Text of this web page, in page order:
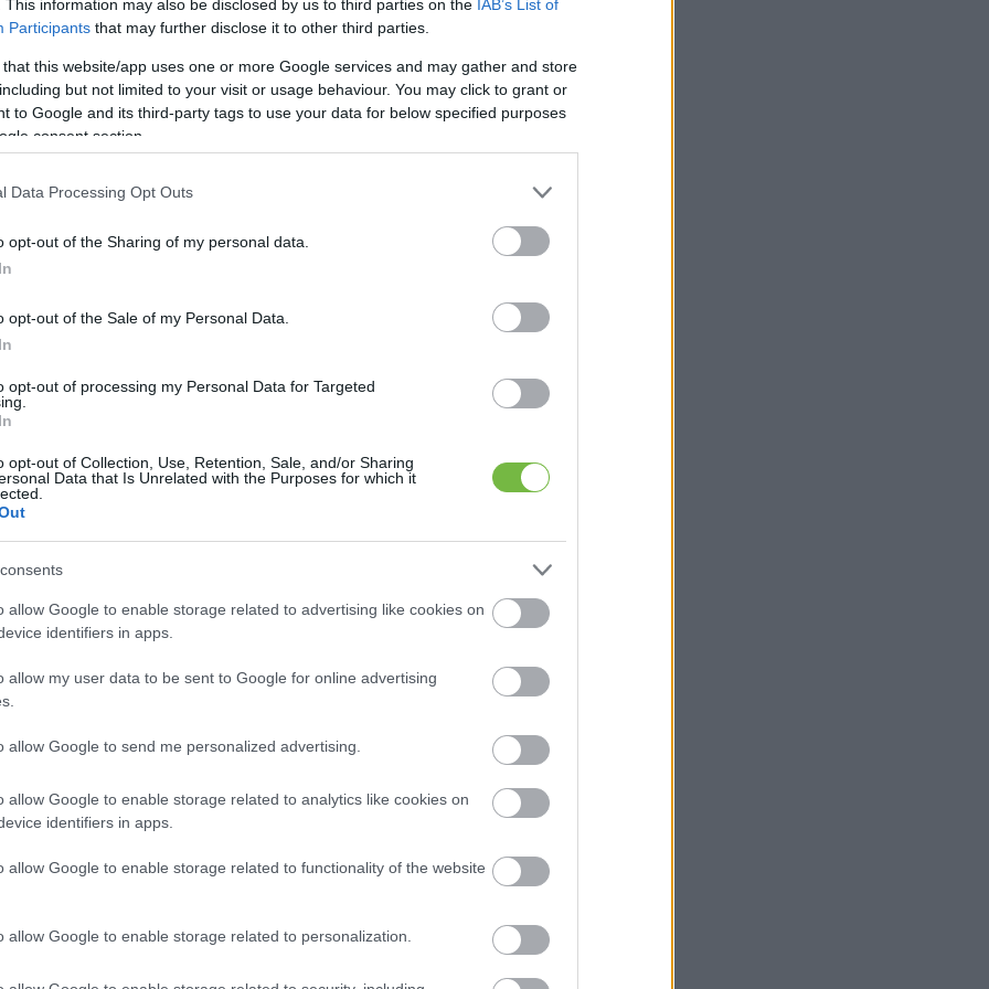
This information may also be disclosed by us to third parties on the IAB’s List of
Participants that may further disclose it to other third parties.
that this website/app uses one or more Google services and may gather and store
but not limited to your visit or usage behaviour. You may click to grant or
to Google and its third-party tags to use your data for below specified purposes
consent section.
Data Processing Opt Outs
opt-out of the Sharing of my personal data.
opt-out of the Sale of my Personal Data.
opt-out of processing my Personal Data for Targeted
opt-out of Collection, Use, Retention, Sale, and/or Sharing
Data that Is Unrelated with the Purposes for which it
allow Google to enable storage related to advertising like cookies on
identifiers in apps.
allow my user data to be sent to Google for online advertising
allow Google to send me personalized advertising.
allow Google to enable storage related to analytics like cookies on
identifiers in apps.
allow Google to enable storage related to functionality of the website
allow Google to enable storage related to personalization.
vagy, muszáj odafigyelned, de ha nem, sok esetben
például tönköly- vagy rozstermékekkel,
például rosttartalma is magasabb, mint némely